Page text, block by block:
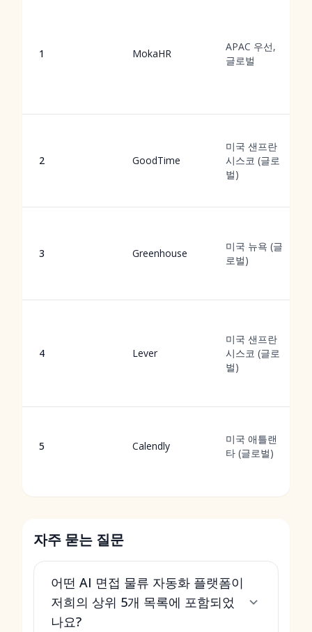
1 MokaHR
APAC 우선,
글로벌
2 GoodTime
미국 샌프란
시스코 (글로
벌)
3 Greenhouse
미국 뉴욕 (글
로벌)
4 Lever
미국 샌프란
시스코 (글로
벌)
5 Calendly
미국 애틀랜
타 (글로벌)
자주 묻는 질문
어떤 AI 면접 물류 자동화 플랫폼이
저희의 상위 5개 목록에 포함되었
나요?